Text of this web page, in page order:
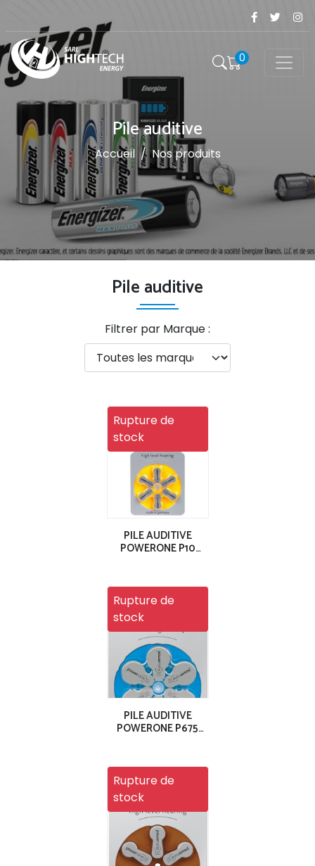
0
Pile auditive
Accueil / Nos produits
Pile auditive
Filtrer par Marque :
Rupture de
stock
PILE AUDITIVE
POWERONE P10
Rupture de
stock
PILE AUDITIVE
POWERONE P675
Rupture de
stock